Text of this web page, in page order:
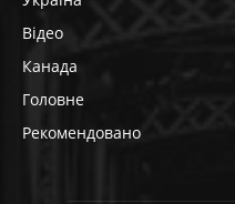
Відео
Канада
Головне
Рекомендовано